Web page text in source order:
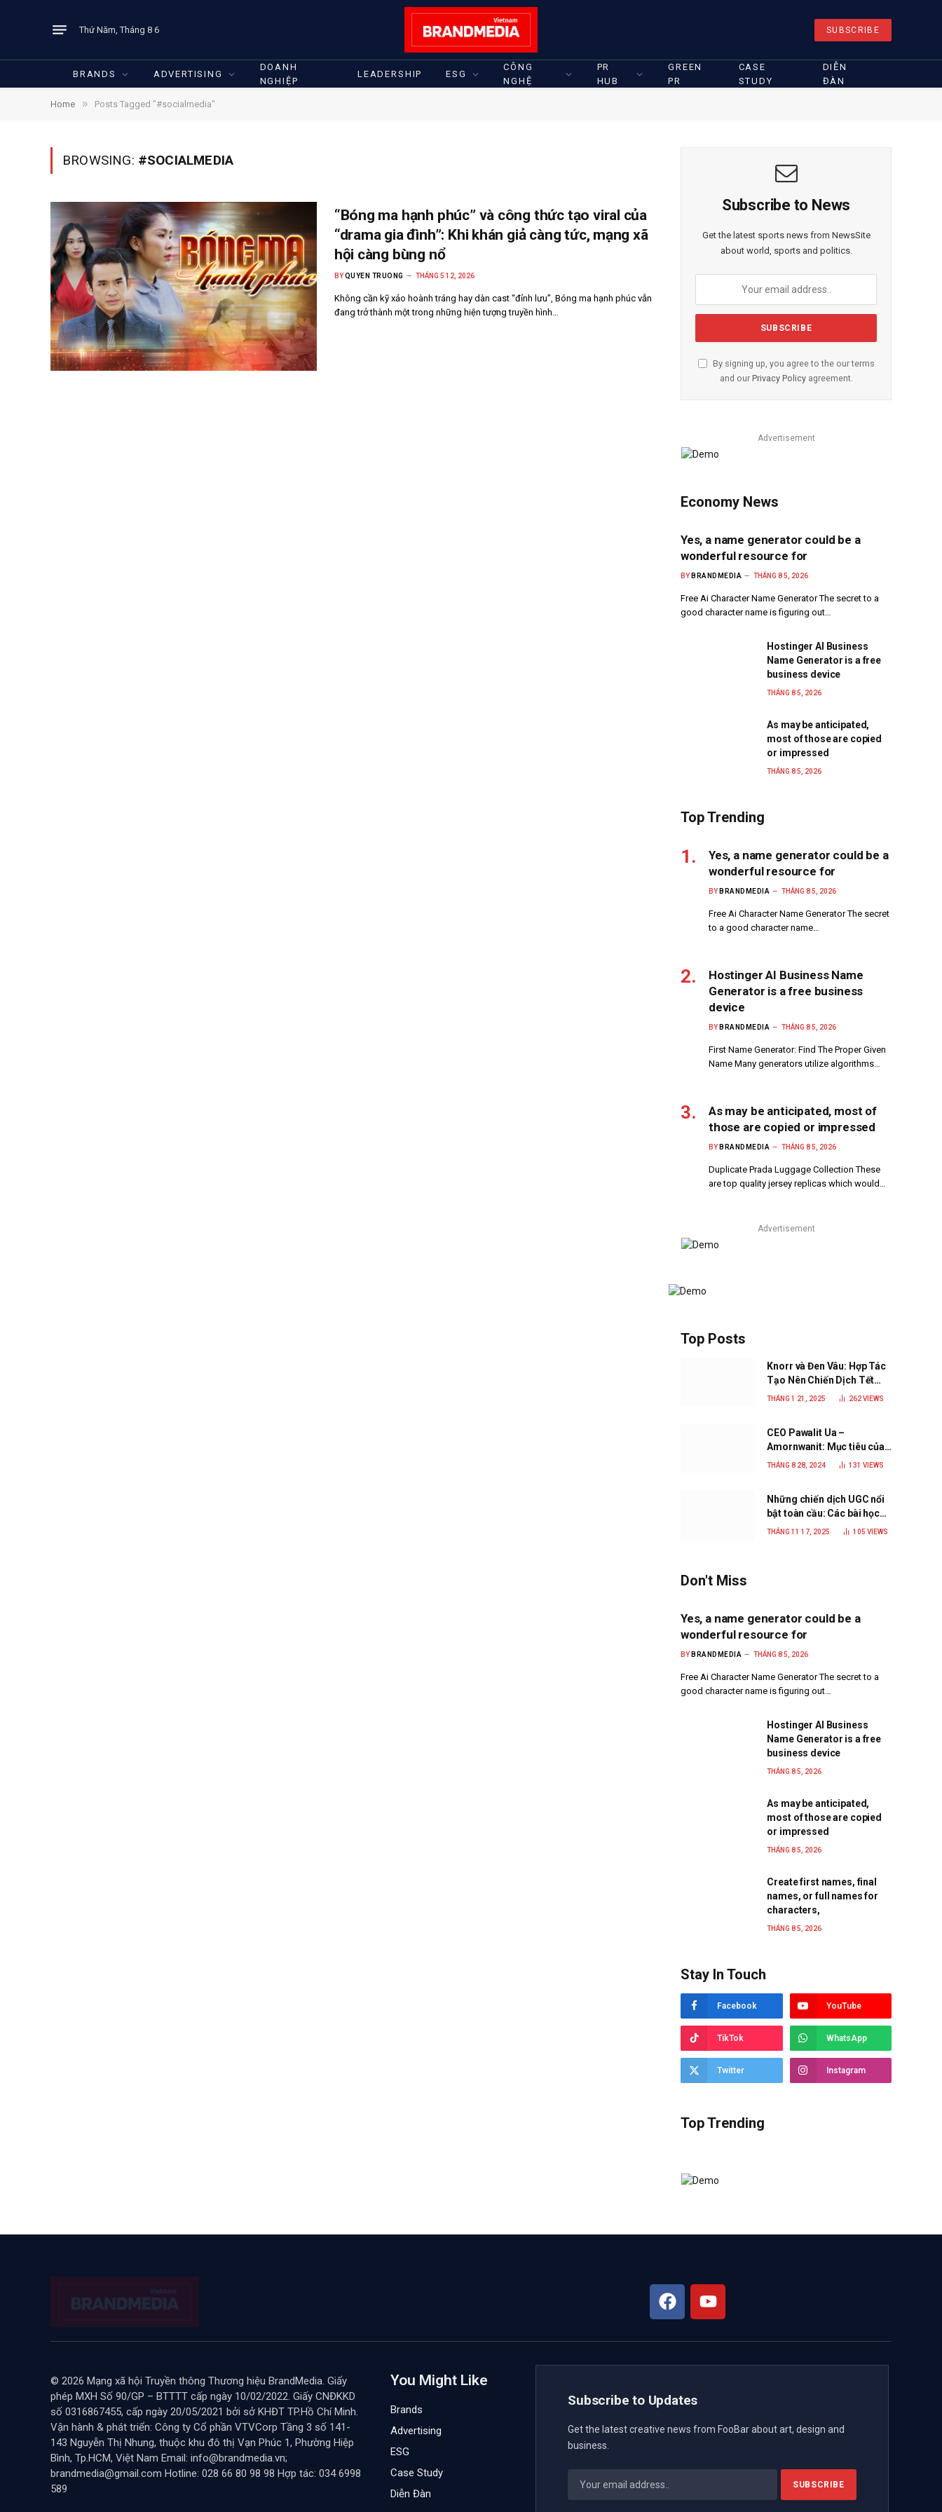
Thứ Năm, Tháng 8 6 SUBSCRIBE
BRANDS ADVERTISING
DOANH
NGHIỆP
LEADERSHIP ESG
CÔNG
NGHỆ
PR
HUB
GREEN
PR
CASE
STUDY
DIỄN
ĐÀN
Home » Posts Tagged "#socialmedia"
BROWSING: #SOCIALMEDIA
“Bóng ma hạnh phúc” và công thức tạo viral của
“drama gia đình”: Khi khán giả càng tức, mạng xã
hội càng bùng nổ
BY QUYEN TRUONG THÁNG 5 12, 2026
Không cần kỹ xảo hoành tráng hay dàn cast “đỉnh lưu”, Bóng ma hạnh phúc vẫn
đang trở thành một trong những hiện tượng truyền hình…
Subscribe to News
Get the latest sports news from NewsSite
about world, sports and politics.
By signing up, you agree to the our terms
and our Privacy Policyagreement.
Advertisement
Economy News
Yes, a name generator could be a
wonderful resource for
BY BRANDMEDIA THÁNG 8 5, 2026
Free Ai Character Name Generator The secret to a
good character name is figuring out…
Hostinger AI Business
Name Generator is a free
business device
THÁNG 8 5, 2026
As may be anticipated,
most of those are copied
or impressed
THÁNG 8 5, 2026
Top Trending
Yes, a name generator could be a
wonderful resource for
BY BRANDMEDIA THÁNG 8 5, 2026
Free Ai Character Name Generator The secret
to a good character name…
Hostinger AI Business Name
Generator is a free business
device
BY BRANDMEDIA THÁNG 8 5, 2026
First Name Generator: Find The Proper Given
Name Many generators utilize algorithms…
As may be anticipated, most of
those are copied or impressed
BY BRANDMEDIA THÁNG 8 5, 2026
Duplicate Prada Luggage Collection These
are top quality jersey replicas which would…
Advertisement
Top Posts
Knorr và Đen Vâu: Hợp Tác
Tạo Nên Chiến Dịch Tết
2025 Đầy Cảm Xúc “Vị Nhà”
THÁNG 1 21, 2025 262VIEWS
CEO Pawalit Ua –
Amornwanit: Mục tiêu của
C.P. Việt Nam là trở thành
THÁNG 8 28, 2024 131VIEWS
Những chiến dịch UGC nổi
bật toàn cầu: Các bài học
đắt giá cho thương hiệu
THÁNG 11 17, 2025 105VIEWS
Don't Miss
Yes, a name generator could be a
wonderful resource for
BY BRANDMEDIA THÁNG 8 5, 2026
Free Ai Character Name Generator The secret to a
good character name is figuring out…
Hostinger AI Business
Name Generator is a free
business device
THÁNG 8 5, 2026
As may be anticipated,
most of those are copied
or impressed
THÁNG 8 5, 2026
Create first names, final
names, or full names for
characters,
THÁNG 8 5, 2026
Stay In Touch
Facebook YouTube
TikTok WhatsApp
Twitter Instagram
Top Trending
© 2026 Mạng xã hội Truyền thông Thương hiệu BrandMedia. Giấy
phép MXH Số 90/GP – BTTTT cấp ngày 10/02/2022. Giấy CNĐKKD
số 0316867455, cấp ngày 20/05/2021 bởi sở KHĐT TP.Hồ Chí Minh.
Vận hành & phát triển: Công ty Cổ phần VTVCorp Tầng 3 số 141-
143 Nguyễn Thị Nhung, thuộc khu đô thị Vạn Phúc 1, Phường Hiệp
Bình, Tp.HCM, Việt Nam Email: info@brandmedia.vn;
brandmedia@gmail.com Hotline: 028 66 80 98 98 Hợp tác: 034 6998
589
You Might Like
Brands
Advertising
ESG
Case Study
Diễn Đàn
Subscribe to Updates
Get the latest creative news from FooBar about art, design and
business.